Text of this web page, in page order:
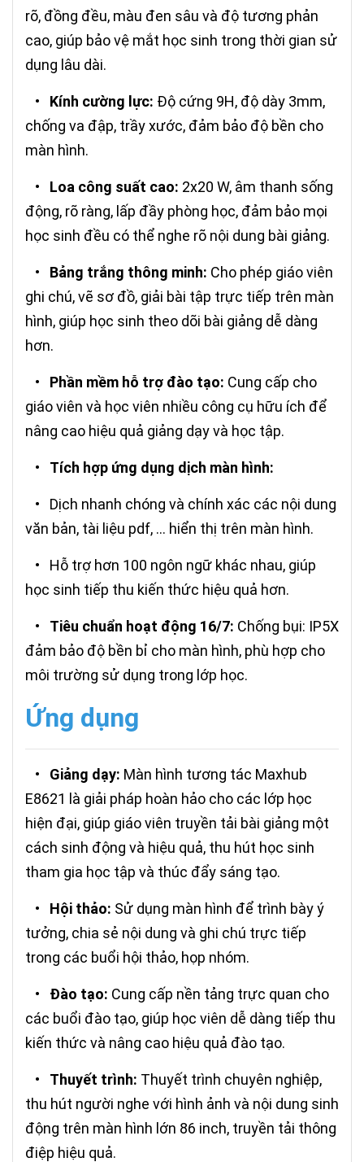
rõ, đồng đều, màu đen sâu và độ tương phản
cao, giúp bảo vệ mắt học sinh trong thời gian sử
dụng lâu dài.
• Kính cường lực: Độ cứng 9H, độ dày 3mm,
chống va đập, trầy xước, đảm bảo độ bền cho
màn hình.
• Loa công suất cao: 2x20 W, âm thanh sống
động, rõ ràng, lấp đầy phòng học, đảm bảo mọi
học sinh đều có thể nghe rõ nội dung bài giảng.
• Bảng trắng thông minh: Cho phép giáo viên
ghi chú, vẽ sơ đồ, giải bài tập trực tiếp trên màn
hình, giúp học sinh theo dõi bài giảng dễ dàng
hơn.
• Phần mềm hỗ trợ đào tạo: Cung cấp cho
giáo viên và học viên nhiều công cụ hữu ích để
nâng cao hiệu quả giảng dạy và học tập.
• Tích hợp ứng dụng dịch màn hình:
• Dịch nhanh chóng và chính xác các nội dung
văn bản, tài liệu pdf, ... hiển thị trên màn hình.
• Hỗ trợ hơn 100 ngôn ngữ khác nhau, giúp
học sinh tiếp thu kiến thức hiệu quả hơn.
• Tiêu chuẩn hoạt động 16/7: Chống bụi: IP5X
đảm bảo độ bền bỉ cho màn hình, phù hợp cho
môi trường sử dụng trong lớp học.
Ứng dụng
• Giảng dạy: Màn hình tương tác Maxhub
E8621 là giải pháp hoàn hảo cho các lớp học
hiện đại, giúp giáo viên truyền tải bài giảng một
cách sinh động và hiệu quả, thu hút học sinh
tham gia học tập và thúc đẩy sáng tạo.
• Hội thảo: Sử dụng màn hình để trình bày ý
tưởng, chia sẻ nội dung và ghi chú trực tiếp
trong các buổi hội thảo, họp nhóm.
• Đào tạo: Cung cấp nền tảng trực quan cho
các buổi đào tạo, giúp học viên dễ dàng tiếp thu
kiến thức và nâng cao hiệu quả đào tạo.
• Thuyết trình: Thuyết trình chuyên nghiệp,
thu hút người nghe với hình ảnh và nội dung sinh
động trên màn hình lớn 86 inch, truyền tải thông
điệp hiệu quả.